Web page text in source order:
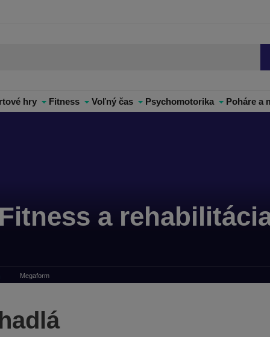
hry Fitness Voľný čas Psychomotorika Poháre a
Fitness a
Megaform